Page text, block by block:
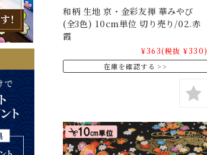
和柄 生地 京・金彩友禅 華みやび
(全3色) 10cm単位 切り売り/02.赤
霞
¥363(税抜 ¥330)
在庫を確認する